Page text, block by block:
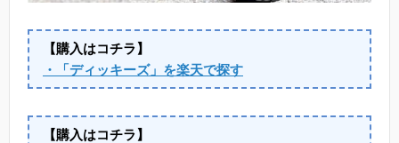
【購入はコチラ】
・「ディッキーズ」を楽天で探す
【購入はコチラ】